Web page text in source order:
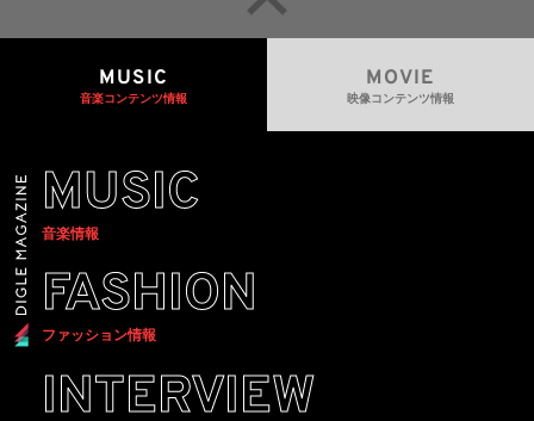
MUSIC
音楽コンテンツ情報
MOVIE
映像コンテンツ情報
MUSIC
音楽情報
FASHION
ファッション情報
INTERVIEW